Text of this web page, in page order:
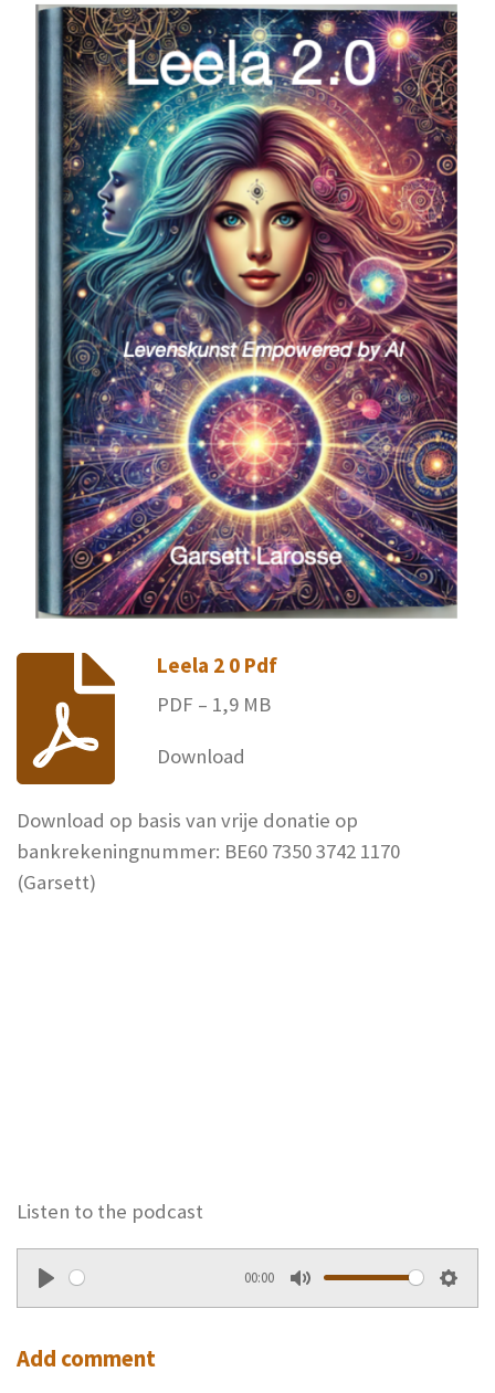
Leela 2 0 Pdf
PDF – 1,9 MB
Download
Download op basis van vrije donatie op
bankrekeningnummer: BE60 7350 3742 1170
(Garsett)
Listen to the podcast
P
a
00:00
M
S
Add comment